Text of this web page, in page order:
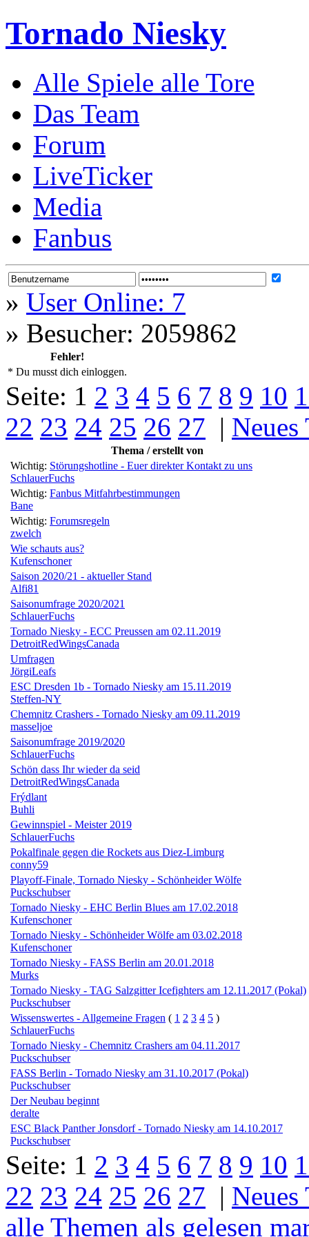
Tornado Niesky
Alle Spiele alle Tore
Das Team
Forum
LiveTicker
Media
Fanbus
» User Online: 7
» Besucher: 2059862
Fehler!
* Du musst dich einloggen.
Seite: 1 2 3 4 5 6 7 8 9 10
22 23 24 25 26 27 | Neues
Thema / erstellt von
Wichtig: Störungshotline - Euer direkter Kontakt zu uns
SchlauerFuchs
Wichtig: Fanbus Mitfahrbestimmungen
Bane
Wichtig: Forumsregeln
zwelch
Wie schauts aus?
Kufenschoner
Saison 2020/21 - aktueller Stand
Alfi81
Saisonumfrage 2020/2021
SchlauerFuchs
Tornado Niesky - ECC Preussen am 02.11.2019
DetroitRedWingsCanada
Umfragen
JörgiLeafs
ESC Dresden 1b - Tornado Niesky am 15.11.2019
Steffen-NY
Chemnitz Crashers - Tornado Niesky am 09.11.2019
masseljoe
Saisonumfrage 2019/2020
SchlauerFuchs
Schön dass Ihr wieder da seid
DetroitRedWingsCanada
Frýdlant
Buhli
Gewinnspiel - Meister 2019
SchlauerFuchs
Pokalfinale gegen die Rockets aus Diez-Limburg
conny59
Playoff-Finale, Tornado Niesky - Schönheider Wölfe
Puckschubser
Tornado Niesky - EHC Berlin Blues am 17.02.2018
Kufenschoner
Tornado Niesky - Schönheider Wölfe am 03.02.2018
Kufenschoner
Tornado Niesky - FASS Berlin am 20.01.2018
Murks
Tornado Niesky - TAG Salzgitter Icefighters am 12.11.2017 (Pokal)
Puckschubser
Wissenswertes - Allgemeine Fragen ( 1 2 3 4 5 )
SchlauerFuchs
Tornado Niesky - Chemnitz Crashers am 04.11.2017
Puckschubser
FASS Berlin - Tornado Niesky am 31.10.2017 (Pokal)
Puckschubser
Der Neubau beginnt
deralte
ESC Black Panther Jonsdorf - Tornado Niesky am 14.10.2017
Puckschubser
Seite: 1 2 3 4 5 6 7 8 9 10
22 23 24 25 26 27 | Neues
alle Themen als gelesen